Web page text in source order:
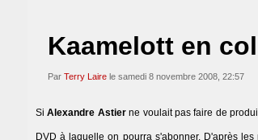
Kaamelott en
Par Terry Laire le samedi 8 novembre 2008, 22:57
SiAlexandre Astierne voulait pas faire de
DVD à laquelle on pourra s'abonner. D'après